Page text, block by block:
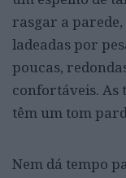
rasgar a
ladeadas por
poucas,
confortáveis. As
têm um tom
Nem dá tempo